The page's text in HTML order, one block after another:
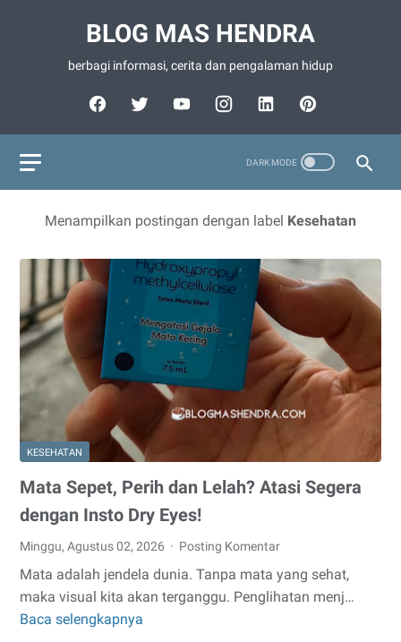
BLOG MAS HENDRA
berbagi informasi, cerita dan pengalaman hidup
Menampilkan postingan dengan label Kesehatan
KESEHATAN
Mata Sepet, Perih dan Lelah? Atasi Segera
dengan Insto Dry Eyes!
Minggu, Agustus 02, 2026 Posting Komentar
Mata adalah jendela dunia. Tanpa mata yang sehat,
maka visual kita akan terganggu. Penglihatan menj…
Baca selengkapnya